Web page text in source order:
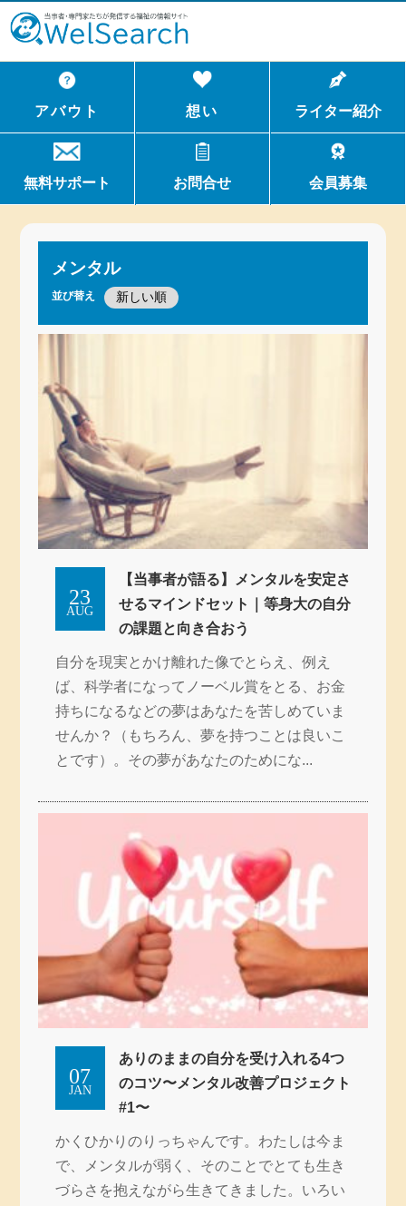
WelSerch
アバウト 想い ライター紹介
無料サポート お問合せ 会員募集
メンタル
並び替え
AUG
23
【当事者が語る】メンタルを安定さ
せるマインドセット｜等身大の自分
の課題と向き合おう
自分を現実とかけ離れた像でとらえ、例え
ば、科学者になってノーベル賞をとる、お金
持ちになるなどの夢はあなたを苦しめていま
せんか？（もちろん、夢を持つことは良いこ
とです）。その夢があなたのためにな...
JAN
07
ありのままの自分を受け入れる4つ
のコツ〜メンタル改善プロジェクト
#1〜
かくひかりのりっちゃんです。わたしは今ま
で、メンタルが弱く、そのことでとても生き
づらさを抱えながら生きてきました。いろい